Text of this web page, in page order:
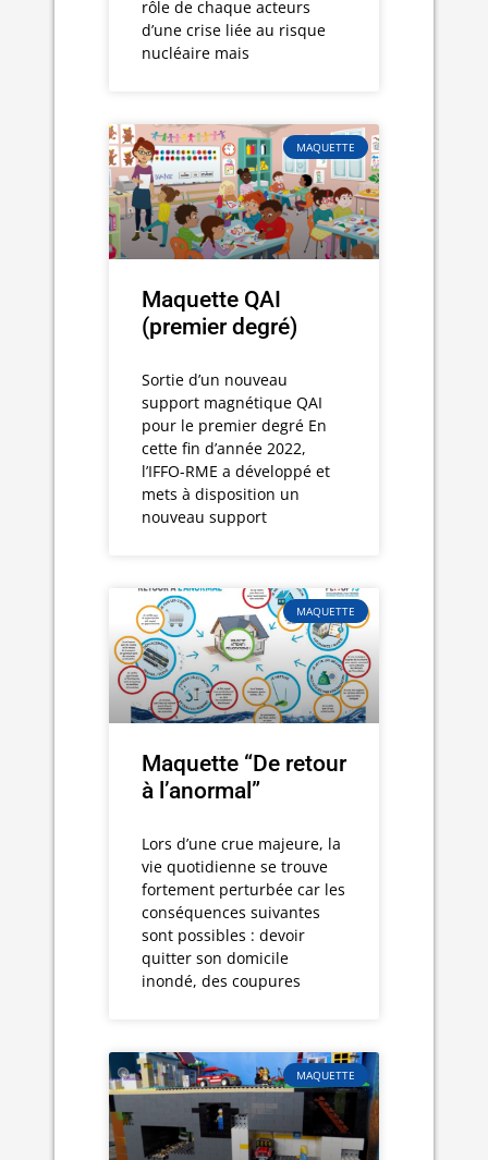
rôle de chaque acteurs
d’une crise liée au risque
nucléaire mais
MAQUETTE
Maquette QAI
(premier degré)
Sortie d’un nouveau
support magnétique QAI
pour le premier degré En
cette fin d’année 2022,
l’IFFO-RME a développé et
mets à disposition un
nouveau support
MAQUETTE
Maquette “De retour
à l’anormal”
Lors d’une crue majeure, la
vie quotidienne se trouve
fortement perturbée car les
conséquences suivantes
sont possibles : devoir
quitter son domicile
inondé, des coupures
MAQUETTE